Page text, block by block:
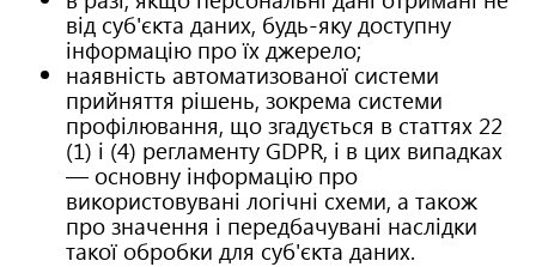
від суб'єкта даних, будь-яку доступну
інформацію про їх джерело;
наявність автоматизованої системи
прийняття рішень, зокрема системи
профілювання, що згадується в статтях 22
(1) і (4) регламенту GDPR, і в цих випадках
— основну інформацію про
використовувані логічні схеми, а також
про значення і передбачувані наслідки
такої обробки для суб'єкта даних.